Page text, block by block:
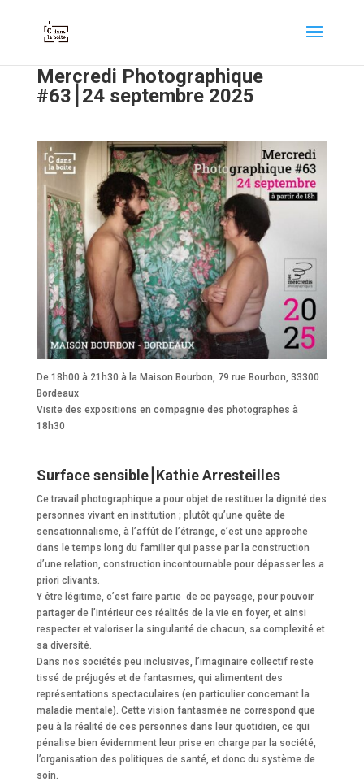
Mercredi Photographique
#63⎮24 septembre 2025
De 18h00 à 21h30 à la Maison Bourbon, 79 rue Bourbon, 33300
Bordeaux
Visite des expositions en compagnie des photographes à
18h30
Surface sensible⎮Kathie Arresteilles
Ce travail photographique a pour objet de restituer la dignité des
personnes vivant en institution ; plutôt qu’une quête de
sensationnalisme, à l’affût de l’étrange, c’est une approche
dans le temps long du familier qui passe par la construction
d’une relation, construction incontournable pour dépasser les a
priori clivants.
Y être légitime, c’est faire partie de ce paysage, pour pouvoir
partager de l’intérieur ces réalités de la vie en foyer, et ainsi
respecter et valoriser la singularité de chacun, sa complexité et
sa diversité.
Dans nos sociétés peu inclusives, l’imaginaire collectif reste
tissé de préjugés et de fantasmes, qui alimentent des
représentations spectaculaires (en particulier concernant la
maladie mentale). Cette vision fantasmée ne correspond que
peu à la réalité de ces personnes dans leur quotidien, ce qui
pénalise bien évidemment leur prise en charge par la société,
l’organisation des politiques de santé, et donc du système de
soin.